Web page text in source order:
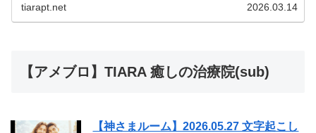
tiarapt.net 2026.03.14
【アメブロ】TIARA 癒しの治療院(sub)
【神さまルーム】2026.05.27 文字起こし